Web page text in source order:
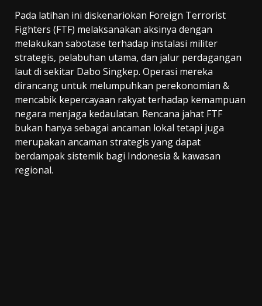
Pada latihan ini diskenariokan Foreign Terrorist
Fighters (FTF) melaksanakan aksinya dengan
melakukan sabotase terhadap instalasi militer
strategis, pelabuhan utama, dan jalur perdagangan
laut di sekitar Dabo Singkep. Operasi mereka
dirancang untuk melumpuhkan perekonomian &
mencabik kepercayaan rakyat terhadap kemampuan
negara menjaga kedaulatan. Rencana jahat FTF
bukan hanya sebagai ancaman lokal tetapi juga
merupakan ancaman strategis yang dapat
berdampak sistemik bagi Indonesia & kawasan
regional.